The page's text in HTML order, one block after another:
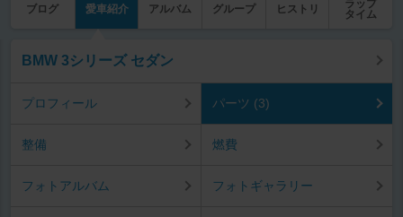
ブログ 愛車紹介 アルバム グループ ヒストリ
ラップ
タイム
BMW 3シリーズ セダン
プロフィール パーツ (3)
整備 燃費
フォトアルバム フォトギャラリー